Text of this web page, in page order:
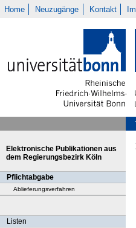
Home Neuzugänge Kontakt
Elektronische Publikationen aus
dem Regierungsbezirk Köln
Pflichtabgabe
Ablieferungsverfahren
Listen